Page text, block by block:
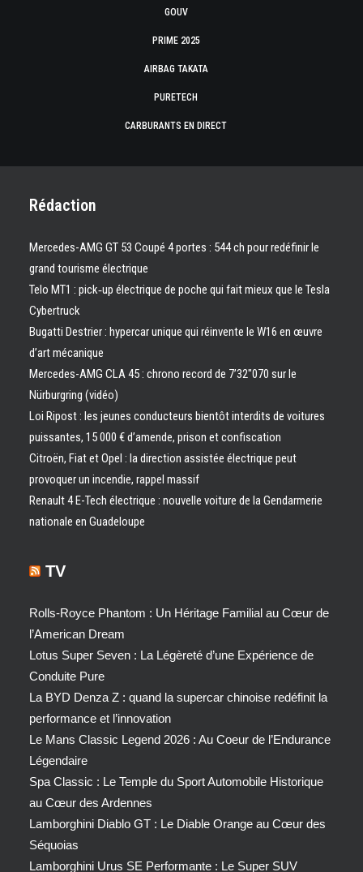
GOUV
PRIME 2025
AIRBAG TAKATA
PURETECH
CARBURANTS EN DIRECT
Rédaction
Mercedes-AMG GT 53 Coupé 4 portes : 544 ch pour redéfinir le
grand tourisme électrique
Telo MT1 : pick‑up électrique de poche qui fait mieux que le Tesla
Cybertruck
Bugatti Destrier : hypercar unique qui réinvente le W16 en œuvre
d’art mécanique
Mercedes-AMG CLA 45 : chrono record de 7’32″070 sur le
Nürburgring (vidéo)
Loi Ripost : les jeunes conducteurs bientôt interdits de voitures
puissantes, 15 000 € d’amende, prison et confiscation
Citroën, Fiat et Opel : la direction assistée électrique peut
provoquer un incendie, rappel massif
Renault 4 E-Tech électrique : nouvelle voiture de la Gendarmerie
nationale en Guadeloupe
TV
Rolls-Royce Phantom : Un Héritage Familial au Cœur de
l’American Dream
Lotus Super Seven : La Légèreté d’une Expérience de
Conduite Pure
La BYD Denza Z : quand la supercar chinoise redéfinit la
performance et l’innovation
Le Mans Classic Legend 2026 : Au Coeur de l’Endurance
Légendaire
Spa Classic : Le Temple du Sport Automobile Historique
au Cœur des Ardennes
Lamborghini Diablo GT : Le Diable Orange au Cœur des
Séquoias
Lamborghini Urus SE Performante : Le Super SUV